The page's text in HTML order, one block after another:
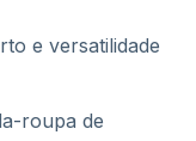
e versatilidade
roupa de